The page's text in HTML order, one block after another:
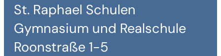
St. Raphael Schulen
Gymnasium und Realschule
Roonstraße 1-5